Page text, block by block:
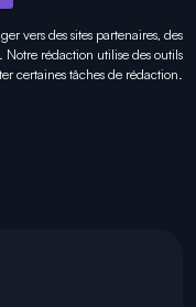
vers des sites partenaires, des
Notre rédaction utilise des outils
certaines tâches de rédaction.